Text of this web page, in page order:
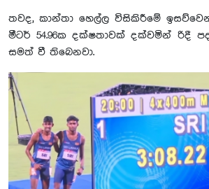
තවද, කාන්තා හෙල්ල විසිකිරීමේ
මීටර් 54.96ක දක්ෂතාවක් දක්වමින් රිදී
සමත් වී තිබෙනවා.